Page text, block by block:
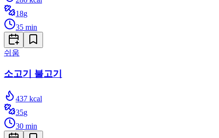
18g
35 min
쉬움
소고기 불고기
437 kcal
35g
30 min